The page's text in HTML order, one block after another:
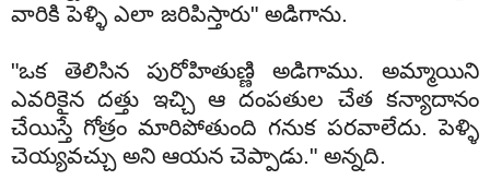
వారికి పెళ్ళి ఎలా జరిపిస్తారు" అడిగాను.
"ఒక తెలిసిన పురోహితుణ్ణి అడిగాము. అమ్మాయిని
ఎవరికైన దత్తు ఇచ్చి ఆ దంపతుల చేత కన్యాదానం
చేయిస్తే గోత్రం మారిపోతుంది గనుక పరవాలేదు. పెళ్ళి
చెయ్యవచ్చు అని ఆయన చెప్పాడు." అన్నది.